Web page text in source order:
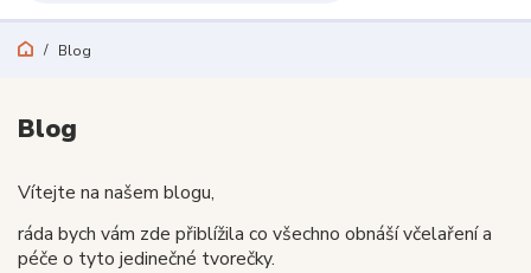
Blog
Blog
Vítejte na našem blogu,
ráda bych vám zde přiblížila co všechno obnáší včelaření a
péče o tyto jedinečné tvorečky.